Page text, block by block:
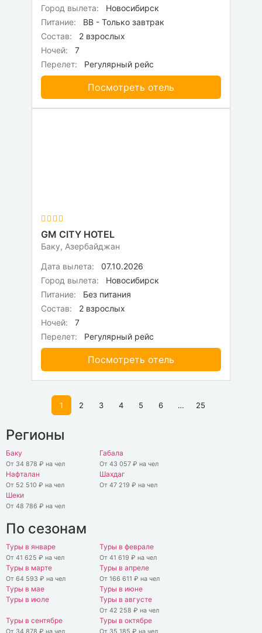
Город вылета:
Новосибирск
Питание:
BB - Только завтрак
Состав:
2 взрослых
Ночей:
7
Перелет:
Регулярный рейс
Посмотреть отель
GM CITY HOTEL
Баку, Азербайджан
Дата вылета:
07.10.2026
Город вылета:
Новосибирск
Питание:
Без питания
Состав:
2 взрослых
Ночей:
7
Перелет:
Регулярный рейс
Посмотреть отель
1 2 3 4 5 6 … 25
Регионы
Баку
От 34 878 ₽ на чел
Габала
От 43 057 ₽ на чел
Нафталан
От 52 510 ₽ на чел
Шахдаг
От 47 219 ₽ на чел
Шеки
От 48 786 ₽ на чел
По сезонам
Туры в январе
От 41 625 ₽ на чел
Туры в феврале
От 41 619 ₽ на чел
Туры в марте
От 64 593 ₽ на чел
Туры в апреле
От 166 611 ₽ на чел
Туры в мае
Туры в июне
Туры в июле
Туры в августе
От 42 258 ₽ на чел
Туры в сентябре Туры в октябре